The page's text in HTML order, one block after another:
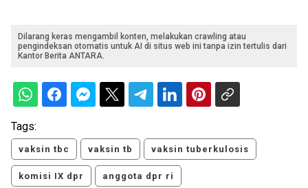
Dilarang keras mengambil konten, melakukan crawling atau
pengindeksan otomatis untuk AI di situs web ini tanpa izin tertulis dari
Kantor Berita ANTARA.
Tags:
vaksin tbc vaksin tb vaksin tuberkulosis
komisi IX dpr anggota dpr ri